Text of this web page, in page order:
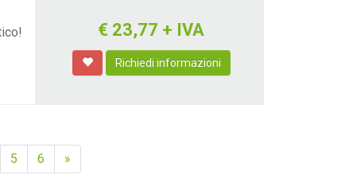
€ 23,77 + IVA
Richiedi informazioni
5 6 »